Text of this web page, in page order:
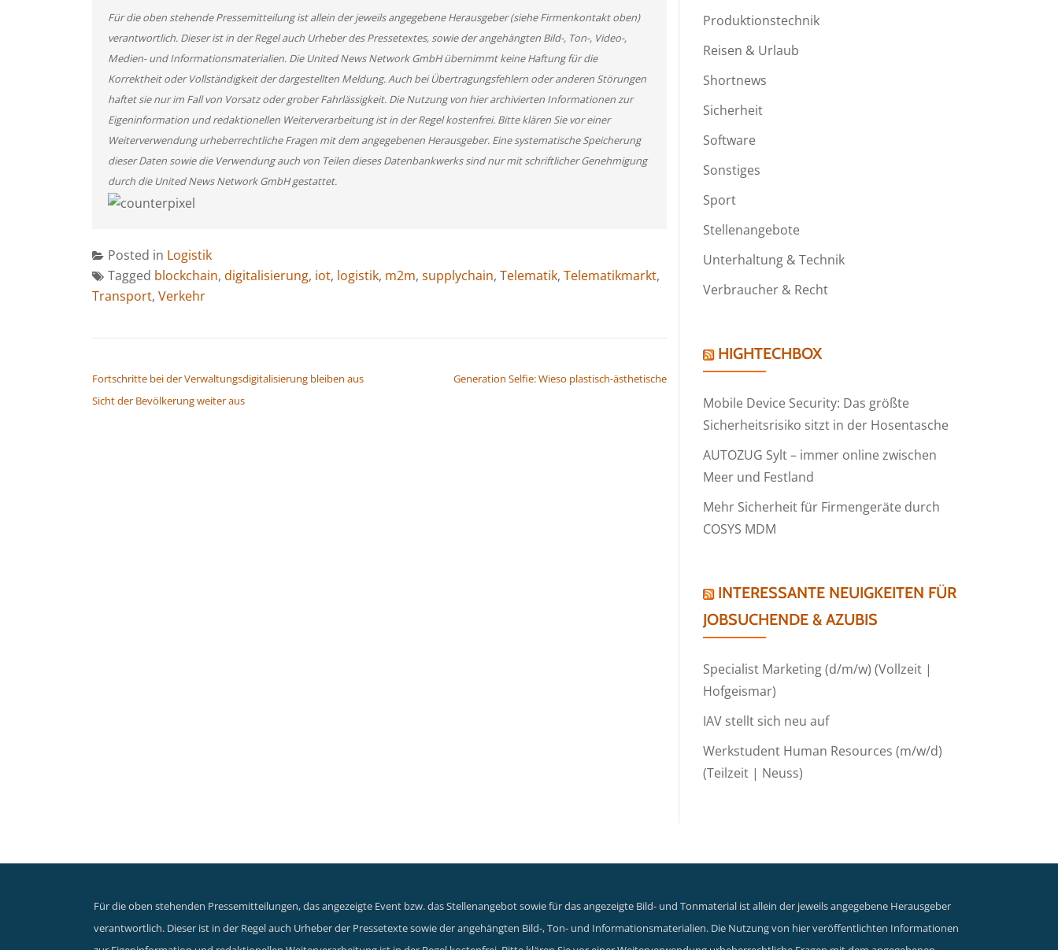
Für die oben stehende Pressemitteilung ist allein der jeweils angegebene Herausgeber (siehe Firmenkontakt oben)
verantwortlich. Dieser ist in der Regel auch Urheber des Pressetextes, sowie der angehängten Bild-, Ton-, Video-,
Medien- und Informationsmaterialien. Die United News Network GmbH übernimmt keine Haftung für die
Korrektheit oder Vollständigkeit der dargestellten Meldung. Auch bei Übertragungsfehlern oder anderen Störungen
haftet sie nur im Fall von Vorsatz oder grober Fahrlässigkeit. Die Nutzung von hier archivierten Informationen zur
Eigeninformation und redaktionellen Weiterverarbeitung ist in der Regel kostenfrei. Bitte klären Sie vor einer
Weiterverwendung urheberrechtliche Fragen mit dem angegebenen Herausgeber. Eine systematische Speicherung
dieser Daten sowie die Verwendung auch von Teilen dieses Datenbankwerks sind nur mit schriftlicher Genehmigung
durch die United News Network GmbH gestattet.
Posted in Logistik
Tagged blockchain, digitalisierung, iot, logistik, m2m, supplychain, Telematik, Telematikmarkt,
Transport, Verkehr
Fortschritte bei der Verwaltungsdigitalisierung bleiben aus
Sicht der Bevölkerung weiter aus
Generation Selfie: Wieso plastisch-ästhetische
Produktionstechnik
Reisen & Urlaub
Shortnews
Sicherheit
Software
Sonstiges
Sport
Stellenangebote
Unterhaltung & Technik
Verbraucher & Recht
HIGHTECHBOX
Mobile Device Security: Das größte
Sicherheitsrisiko sitzt in der Hosentasche
AUTOZUG Sylt – immer online zwischen
Meer und Festland
Mehr Sicherheit für Firmengeräte durch
COSYS MDM
INTERESSANTE NEUIGKEITEN FÜR
JOBSUCHENDE & AZUBIS
Specialist Marketing (d/m/w) (Vollzeit |
Hofgeismar)
IAV stellt sich neu auf
Werkstudent Human Resources (m/w/d)
(Teilzeit | Neuss)
Für die oben stehenden Pressemitteilungen, das angezeigte Event bzw. das Stellenangebot sowie für das angezeigte Bild- und Tonmaterial ist allein der jeweils angegebene Herausgeber
verantwortlich. Dieser ist in der Regel auch Urheber der Pressetexte sowie der angehängten Bild-, Ton- und Informationsmaterialien. Die Nutzung von hier veröffentlichten Informationen